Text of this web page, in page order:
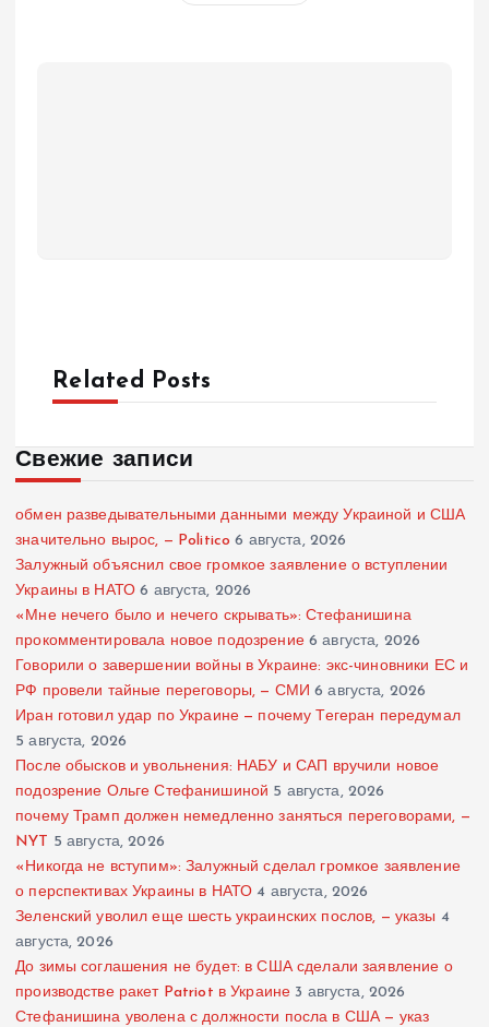
Related Posts
Свежие записи
обмен разведывательными данными между Украиной и США
значительно вырос, — Politico 6 августа, 2026
Залужный объяснил свое громкое заявление о вступлении
Украины в НАТО 6 августа, 2026
«Мне нечего было и нечего скрывать»: Стефанишина
прокомментировала новое подозрение 6 августа, 2026
Говорили о завершении войны в Украине: экс-чиновники ЕС и
РФ провели тайные переговоры, — СМИ 6 августа, 2026
Иран готовил удар по Украине — почему Тегеран передумал
5 августа, 2026
После обысков и увольнения: НАБУ и САП вручили новое
подозрение Ольге Стефанишиной 5 августа, 2026
почему Трамп должен немедленно заняться переговорами, —
NYT 5 августа, 2026
«Никогда не вступим»: Залужный сделал громкое заявление
о перспективах Украины в НАТО 4 августа, 2026
Зеленский уволил еще шесть украинских послов, — указы 4
августа, 2026
До зимы соглашения не будет: в США сделали заявление о
производстве ракет Patriot в Украине 3 августа, 2026
Стефанишина уволена с должности посла в США — указ